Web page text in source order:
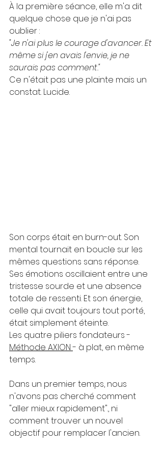
À la première séance, elle m'a dit
quelque chose que je n'ai pas
oublier :
"Je n'ai plus le courage d'avancer. Et
même si j'en avais l'envie, je ne
saurais pas comment."
Ce n'était pas une plainte mais un
constat. Lucide.
Son corps était en burn-out. Son
mental tournait en boucle sur les
mêmes questions sans réponse.
Ses émotions oscillaient entre une
tristesse sourde et une absence
totale de ressenti. Et son énergie,
celle qui avait toujours tout porté,
était simplement éteinte.
Les quatre piliers fondateurs -
Méthode AXION - à plat, en même
temps.
Dans un premier temps, nous
n'avons pas cherché comment
"aller mieux rapidement"., ni
comment trouver un nouvel
objectif pour remplacer l'ancien.